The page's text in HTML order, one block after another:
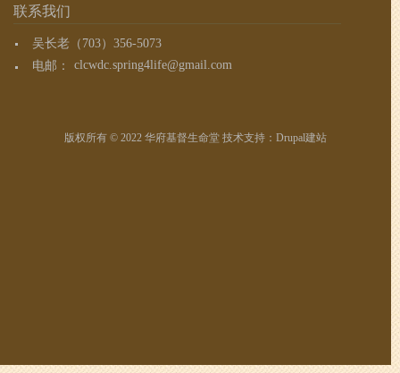
联系我们
吴长老（703）356-5073
电邮：
clcwdc.spring4life@gmail.com
版权所有 © 2022 华府基督生命堂 技术支持： Drupal建站